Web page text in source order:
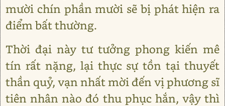
mười chín phần mười sẽ bị phát hiện ra
điểm bất thường.
Thời đại này tư tưởng phong kiến mê
tín rất nặng, lại thực sự tồn tại thuyết
thần quỷ, vạn nhất mời đến vị phương sĩ
tiên nhân nào đó thu phục hắn, vậy thì